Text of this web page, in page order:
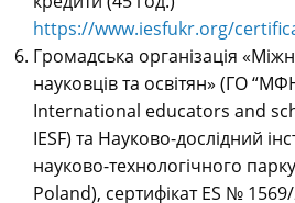
https://www.iesfukr.org/
Громадська організація
науковців та освітян» (ГО
International educators and
IESF) та Науково-дослідний
науково-технологічного
Poland), сертифікат ES №